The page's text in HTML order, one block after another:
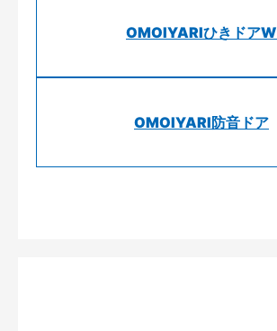
OMOIYARIひきドアW
OMOIYARI防音ドア